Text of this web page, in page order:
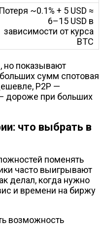
Потеря ~0.1% + 5 USD ≈
6–15 USD в
зависимости от курса
BTC
но показывают
сумм спотовая
P2P —
дороже при больших
что выбрать в
поменять
часто выигрывают
делал, когда нужно
и времени на биржу
возможность